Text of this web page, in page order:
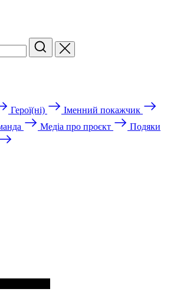
Герої(ні)
Іменний покажчик
Медіа про проєкт
Подяки